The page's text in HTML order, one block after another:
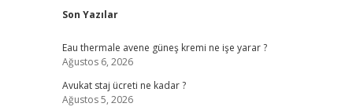
Sidebar
Son Yazılar
Eau thermale avene güneş kremi ne işe yarar ?
Ağustos 6, 2026
Avukat staj ücreti ne kadar ?
Ağustos 5, 2026